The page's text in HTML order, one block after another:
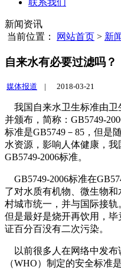
联系我们
新闻资讯
当前位置：
网站首页 > 新
自来水有必要过滤吗？
媒体报道 | 2018-03-21
我国自来水卫生标准由卫
并颁布，简称：GB5749-
标准是GB5749－85，但是
水资源，影响人体健康，
GB5749-2006标准。
GB5749-2006标准在
了对水质有机物、微生物
村城市统一，并与国际接轨
但是最好是烧开再饮用，
证百分百没有二次污染。
以前很多人在网络中发布
（WHO）制定的安全标准